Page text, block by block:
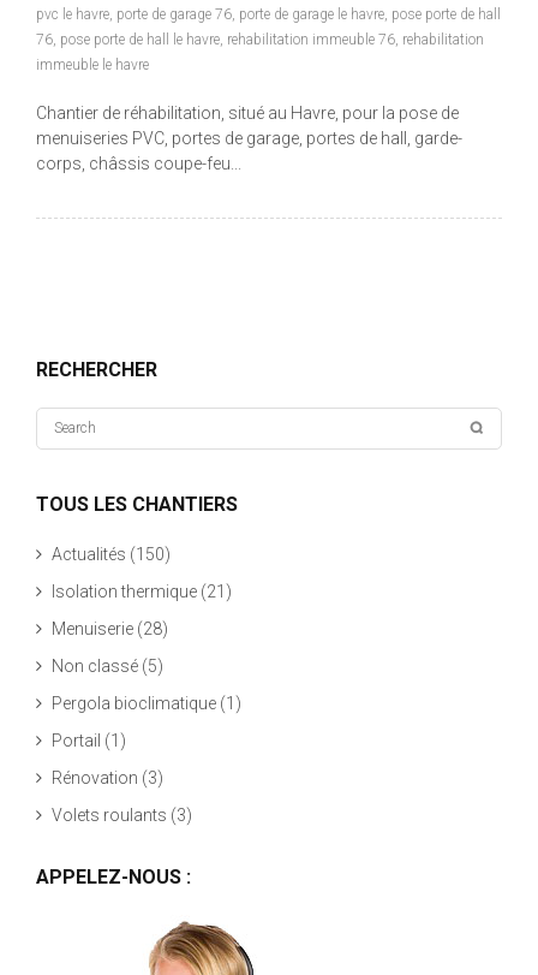
pvc le havre, porte de garage 76, porte de garage le havre, pose porte de hall
76, pose porte de hall le havre, rehabilitation immeuble 76, rehabilitation
immeuble le havre
Chantier de réhabilitation, situé au Havre, pour la pose de
menuiseries PVC, portes de garage, portes de hall, garde-
corps, châssis coupe-feu...
RECHERCHER
TOUS LES CHANTIERS
Actualités (150)
Isolation thermique (21)
Menuiserie (28)
Non classé (5)
Pergola bioclimatique (1)
Portail (1)
Rénovation (3)
Volets roulants (3)
APPELEZ-NOUS :